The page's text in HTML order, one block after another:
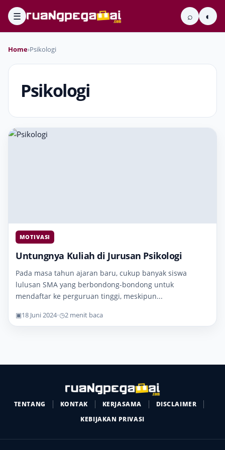
☰ ⌕ ◐
Home›Psikologi
Psikologi
MOTIVASI
Untungnya Kuliah di Jurusan Psikologi
Pada masa tahun ajaran baru, cukup banyak siswa
lulusan SMA yang berbondong-bondong untuk
mendaftar ke perguruan tinggi, meskipun...
▣18 Juni 2024•◷2 menit baca
TENTANG KONTAK KERJASAMA
DISCLAIMER
KEBIJAKAN PRIVASI